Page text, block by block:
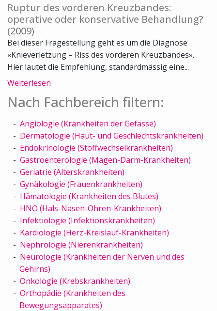
Ruptur des vorderen Kreuzbandes:
operative oder konservative Behandlung?
(2009)
Bei dieser Fragestellung geht es um die Diagnose
«Knieverletzung – Riss des vorderen Kreuzbandes».
Hier lautet die Empfehlung, standardmässig eine...
Weiterlesen
Nach Fachbereich filtern:
Angiologie (Krankheiten der Gefässe)
Dermatologie (Haut- und Geschlechtskrankheiten)
Endokrinologie (Stoffwechselkrankheiten)
Gastroenterologie (Magen-Darm-Krankheiten)
Geriatrie (Alterskrankheiten)
Gynäkologie (Frauenkrankheiten)
Hämatologie (Krankheiten des Blutes)
HNO (Hals-Nasen-Ohren-Krankheiten)
Infektiologie (Infektionskrankheiten)
Kardiologie (Herz-Kreislauf-Krankheiten)
Nephrologie (Nierenkrankheiten)
Neurologie (Krankheiten der Nerven und des
Gehirns)
Onkologie (Krebskrankheiten)
Orthopädie (Krankheiten des
Bewegungsapparates)